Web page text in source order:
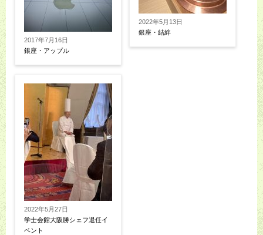
2017年7月16日
銀座・アップル
2022年5月27日
学士会館大阪勝シェフ退任イ
ベント
2022年5月13日
銀座・結絆